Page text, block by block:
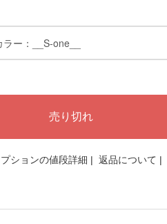
ションの値段詳細 | 返品について |